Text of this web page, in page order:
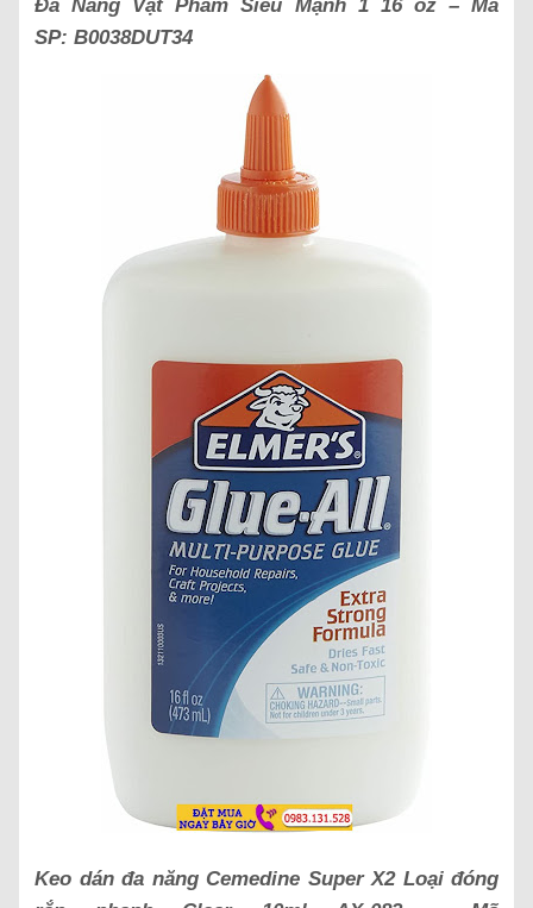
Đa Năng Vật Phẩm Siêu Mạnh 1 16 oz – Mã
SP: B0038DUT34
Keo dán đa năng Cemedine Super X2 Loại đóng